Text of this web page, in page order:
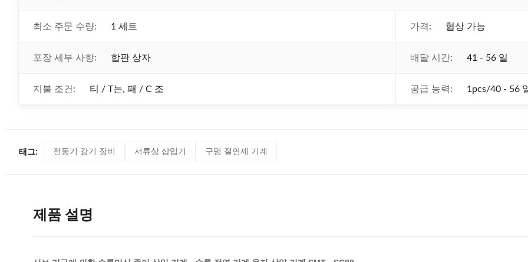
최소 주문 수량: 1 세트 가격: 협상 가능
포장 세부 사항: 합판 상자 배달 시간: 41 - 56 일
지불 조건: 티 / T는, 패 / C 조 공급 능력: 1pcs/40 - 56
태그: 전동기 감기 장비 서류상 삽입기 구멍 절연제 기계
제품 설명